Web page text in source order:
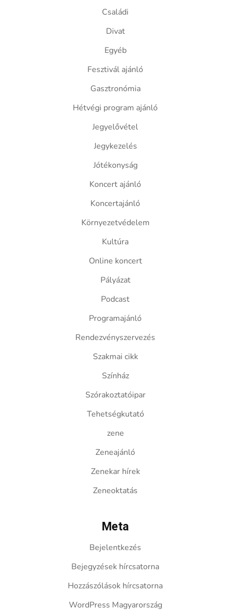
Családi
Divat
Egyéb
Fesztivál ajánló
Gasztronómia
Hétvégi program ajánló
Jegyelővétel
Jegykezelés
Jótékonyság
Koncert ajánló
Koncertajánló
Környezetvédelem
Kultúra
Online koncert
Pályázat
Podcast
Programajánló
Rendezvényszervezés
Szakmai cikk
Színház
Szórakoztatóipar
Tehetségkutató
zene
Zeneajánló
Zenekar hírek
Zeneoktatás
Meta
Bejelentkezés
Bejegyzések hírcsatorna
Hozzászólások hírcsatorna
WordPress Magyarország